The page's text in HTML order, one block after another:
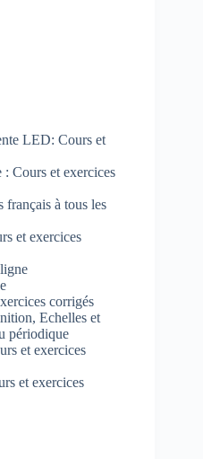
LED: Cours et
Cours et exercices
français à tous les
et exercices
corrigés
Echelles et
périodique
et exercices
et exercices